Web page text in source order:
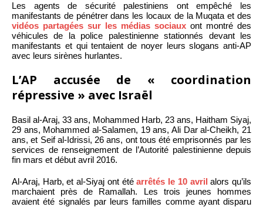
Les agents de sécurité palestiniens ont empêché les
manifestants de pénétrer dans les locaux de la Muqata et des
vidéos partagées sur les médias sociaux ont montré des
véhicules de la police palestinienne stationnés devant les
manifestants et qui tentaient de noyer leurs slogans anti-AP
avec leurs sirènes hurlantes.
L’AP accusée de « coordination
répressive » avec Israël
Basil al-Araj, 33 ans, Mohammed Harb, 23 ans, Haitham Siyaj,
29 ans, Mohammed al-Salamen, 19 ans, Ali Dar al-Cheikh, 21
ans, et Seif al-Idrissi, 26 ans, ont tous été emprisonnés par les
services de renseignement de l’Autorité palestinienne depuis
fin mars et début avril 2016.
Al-Araj, Harb, et al-Siyaj ont étéarrêtés le 10 avril alors qu’ils
marchaient près de Ramallah. Les trois jeunes hommes
avaient été signalés par leurs familles comme ayant disparu